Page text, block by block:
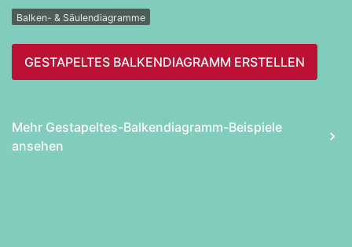
Balken- & Säulendiagramme
GESTAPELTES BALKEN­DIAGRAMM ERSTELLEN
Mehr Gestapeltes-Balken­diagramm-Beispiele
ansehen